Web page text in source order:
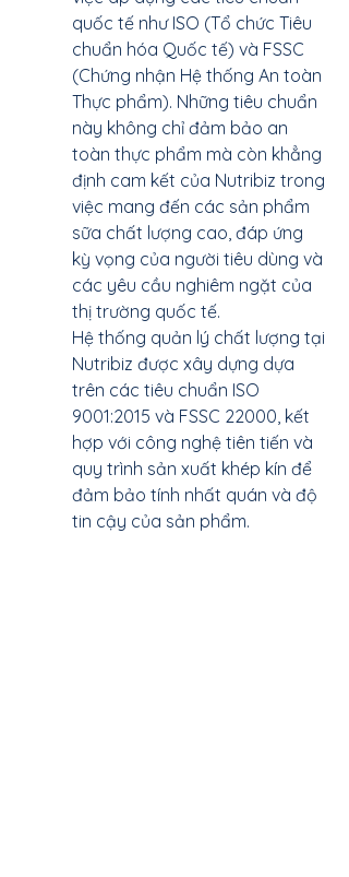
quốc tế như ISO (Tổ chức Tiêu
chuẩn hóa Quốc tế) và FSSC
(Chứng nhận Hệ thống An toàn
Thực phẩm). Những tiêu chuẩn
này không chỉ đảm bảo an
toàn thực phẩm mà còn khẳng
định cam kết của Nutribiz trong
việc mang đến các sản phẩm
sữa chất lượng cao, đáp ứng
kỳ vọng của người tiêu dùng và
các yêu cầu nghiêm ngặt của
thị trường quốc tế.
Hệ thống quản lý chất lượng tại
Nutribiz được xây dựng dựa
trên các tiêu chuẩn ISO
9001:2015 và FSSC 22000, kết
hợp với công nghệ tiên tiến và
quy trình sản xuất khép kín để
đảm bảo tính nhất quán và độ
tin cậy của sản phẩm.